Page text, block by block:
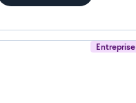
Entreprise